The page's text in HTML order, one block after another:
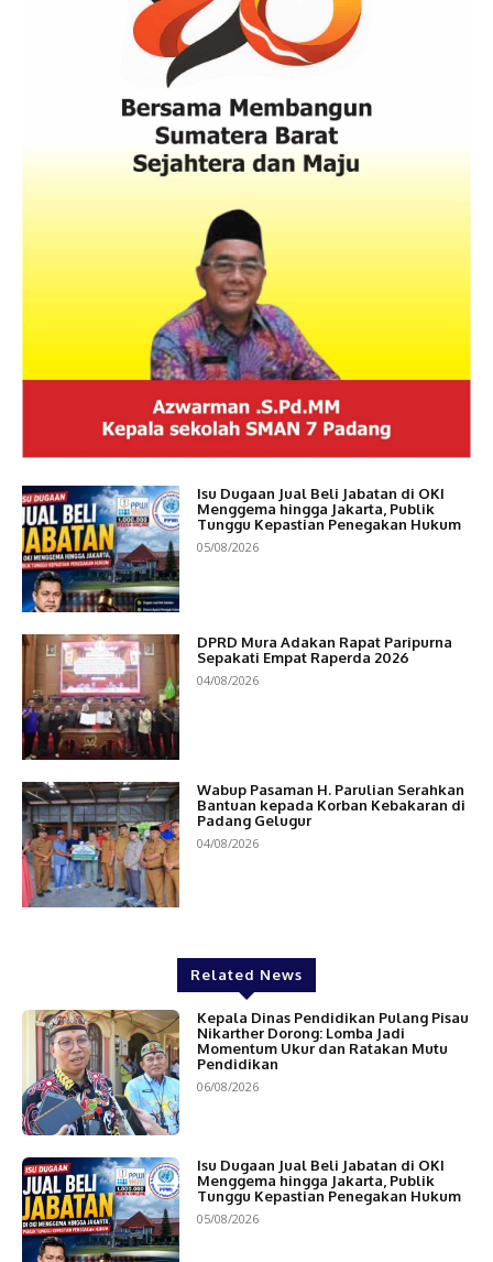
Isu Dugaan Jual Beli Jabatan di OKI
Menggema hingga Jakarta, Publik
Tunggu Kepastian Penegakan Hukum
05/08/2026
DPRD Mura Adakan Rapat Paripurna
Sepakati Empat Raperda 2026
04/08/2026
Wabup Pasaman H. Parulian Serahkan
Bantuan kepada Korban Kebakaran di
Padang Gelugur
04/08/2026
Related News
Kepala Dinas Pendidikan Pulang Pisau
Nikarther Dorong: Lomba Jadi
Momentum Ukur dan Ratakan Mutu
Pendidikan
06/08/2026
Isu Dugaan Jual Beli Jabatan di OKI
Menggema hingga Jakarta, Publik
Tunggu Kepastian Penegakan Hukum
05/08/2026